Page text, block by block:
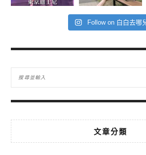
Follow on 白白去哪
文章分類